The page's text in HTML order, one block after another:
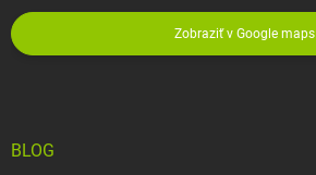
Zobraziť v Google maps
BLOG